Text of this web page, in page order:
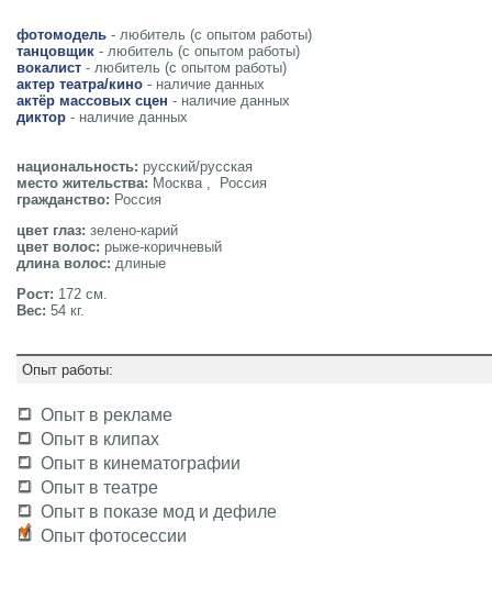
фотомодель - любитель (с опытом работы)
танцовщик - любитель (с опытом работы)
вокалист - любитель (с опытом работы)
актер театра/кино - наличие данных
актёр массовых сцен - наличие данных
диктор - наличие данных
национальность: русский/русская
место жительства: Москва , Россия
гражданство: Россия
цвет глаз: зелено-карий
цвет волос: рыже-коричневый
длина волос: длиные
Рост: 172 см.
Вес: 54 кг.
Опыт работы:
Опыт в рекламе
Опыт в клипах
Опыт в кинематографии
Опыт в театре
Опыт в показе мод и дефиле
Опыт фотосессии